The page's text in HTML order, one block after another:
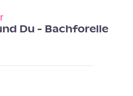
Du - Bachforelle